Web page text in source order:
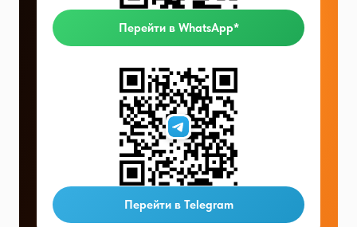
Перейти в WhatsApp*
Перейти в Telegram